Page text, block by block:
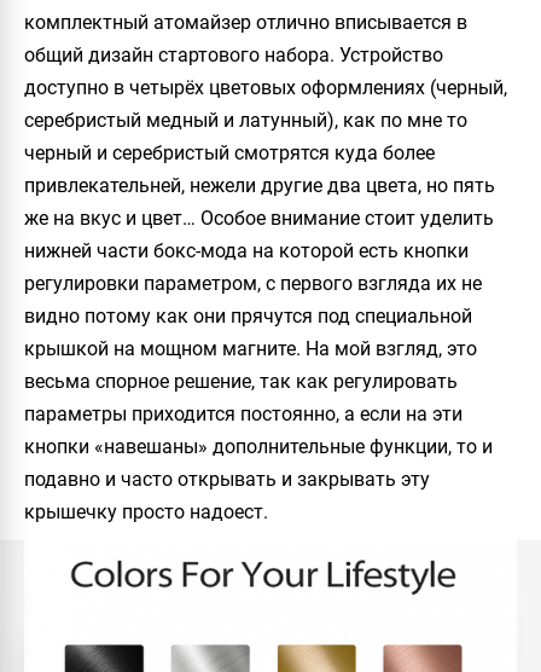
комплектный атомайзер отлично вписывается в
общий дизайн стартового набора. Устройство
доступно в четырёх цветовых оформлениях (черный,
серебристый медный и латунный), как по мне то
черный и серебристый смотрятся куда более
привлекательней, нежели другие два цвета, но пять
же на вкус и цвет… Особое внимание стоит уделить
нижней части бокс-мода на которой есть кнопки
регулировки параметром, с первого взгляда их не
видно потому как они прячутся под специальной
крышкой на мощном магните. На мой взгляд, это
весьма спорное решение, так как регулировать
параметры приходится постоянно, а если на эти
кнопки «навешаны» дополнительные функции, то и
подавно и часто открывать и закрывать эту
крышечку просто надоест.